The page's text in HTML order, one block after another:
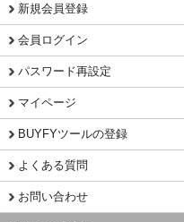
新規会員登録
会員ログイン
パスワード再設定
マイページ
BUYFYツールの登録
よくある質問
お問い合わせ